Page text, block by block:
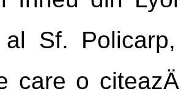
Sf.
care o